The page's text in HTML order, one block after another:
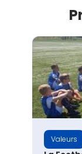
Valeurs